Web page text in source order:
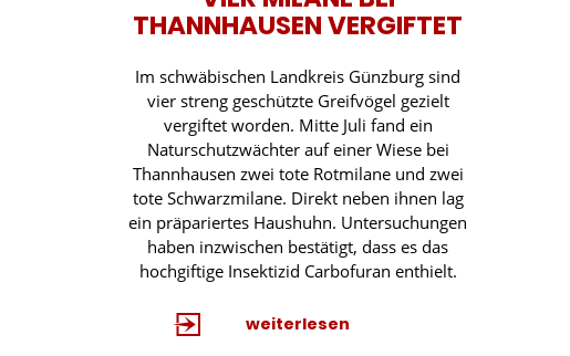
THANNHAUSEN VERGIFTET
Im schwäbischen Landkreis Günzburg sind
vier streng geschützte Greifvögel gezielt
vergiftet worden. Mitte Juli fand ein
Naturschutzwächter auf einer Wiese bei
Thannhausen zwei tote Rotmilane und zwei
tote Schwarzmilane. Direkt neben ihnen lag
ein präpariertes Haushuhn. Untersuchungen
haben inzwischen bestätigt, dass es das
hochgiftige Insektizid Carbofuran enthielt.
weiterlesen